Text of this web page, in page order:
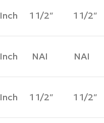
Inch 1 1/2″ 1 1/2″
Inch ΝΑΙ ΝΑΙ
Inch 1 1/2″ 1 1/2″